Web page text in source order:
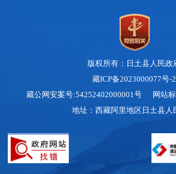
版权所有：日土县人民政
藏ICP备2023000077号-2
藏公网安案号:54252402000001号 网站标
地址：西藏阿里地区日土县人